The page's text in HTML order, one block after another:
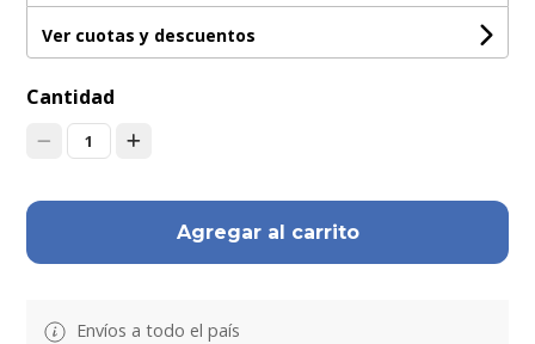
Ver cuotas y descuentos
Cantidad
1
Agregar al carrito
Envíos a todo el país